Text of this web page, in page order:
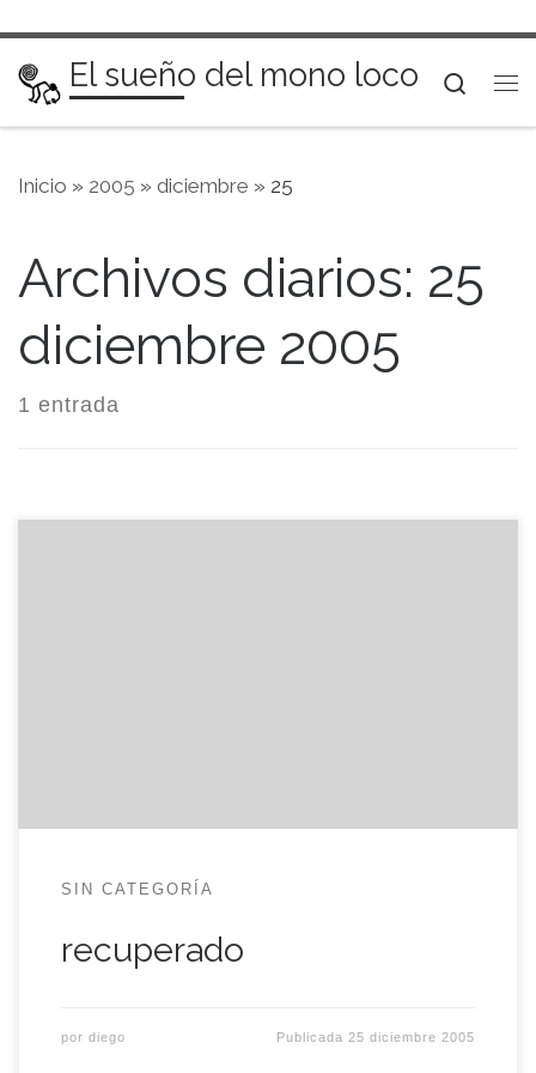
Saltar al contenido
El sueño del mono loco
Inicio » 2005 » diciembre » 25
Archivos diarios: 25
diciembre 2005
1 entrada
SIN CATEGORÍA
recuperado
por diego Publicada 25 diciembre 2005